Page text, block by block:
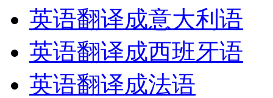
英语翻译成意大利语
英语翻译成西班牙语
英语翻译成法语